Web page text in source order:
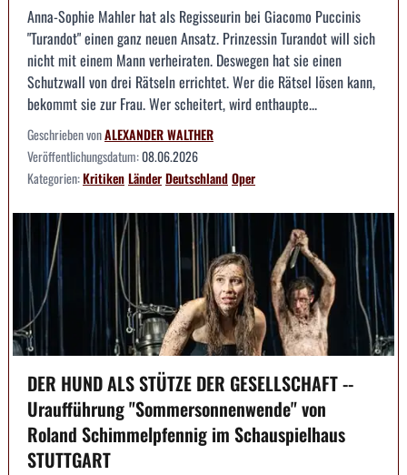
Anna-Sophie Mahler hat als Regisseurin bei Giacomo Puccinis
"Turandot" einen ganz neuen Ansatz. Prinzessin Turandot will sich
nicht mit einem Mann verheiraten. Deswegen hat sie einen
Schutzwall von drei Rätseln errichtet. Wer die Rätsel lösen kann,
bekommt sie zur Frau. Wer scheitert, wird enthaupte...
Geschrieben vonALEXANDER WALTHER
Veröffentlichungsdatum:08.06.2026
Kategorien:KritikenLänderDeutschlandOper
DER HUND ALS STÜTZE DER GESELLSCHAFT --
Uraufführung "Sommersonnenwende" von
Roland Schimmelpfennig im Schauspielhaus
STUTTGART